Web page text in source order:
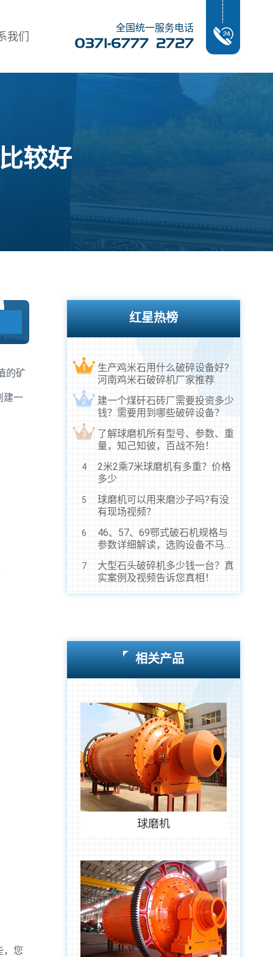
我们
全国统一服务电话
较好
的矿
建一
，您
红星热榜
1
生产鸡米石用什么破碎设备好?
河南鸡米石破碎机厂家推荐
2
建一个煤矸石砖厂需要投资多少
钱？需要用到哪些破碎设备？
3
了解球磨机所有型号、参数、重
量，知己知彼，百战不殆！
4
2米2乘7米球磨机有多重？价格
多少
5
球磨机可以用来磨沙子吗?有没
有现场视频？
6
46、57、69鄂式破石机规格与
参数详细解读，选购设备不马
7
大型石头破碎机多少钱一台？真
实案例及视频告诉您真相！
相关产品
球磨机